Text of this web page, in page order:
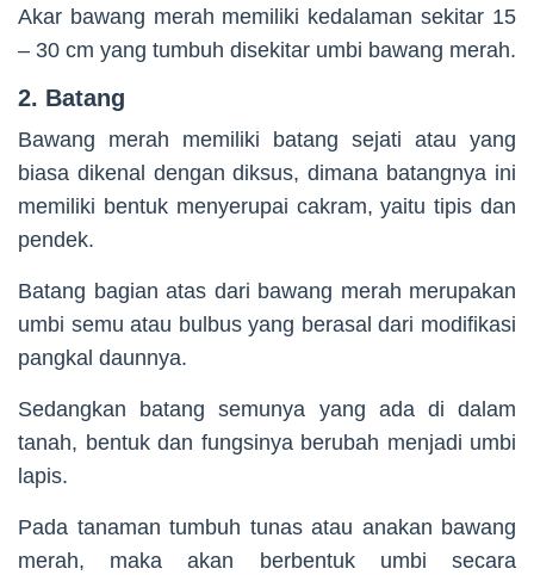
Akar bawang merah memiliki kedalaman sekitar 15
– 30 cm yang tumbuh disekitar umbi bawang merah.
2. Batang
Bawang merah memiliki batang sejati atau yang
biasa dikenal dengan diksus, dimana batangnya ini
memiliki bentuk menyerupai cakram, yaitu tipis dan
pendek.
Batang bagian atas dari bawang merah merupakan
umbi semu atau bulbus yang berasal dari modifikasi
pangkal daunnya.
Sedangkan batang semunya yang ada di dalam
tanah, bentuk dan fungsinya berubah menjadi umbi
lapis.
Pada tanaman tumbuh tunas atau anakan bawang
merah, maka akan berbentuk umbi secara